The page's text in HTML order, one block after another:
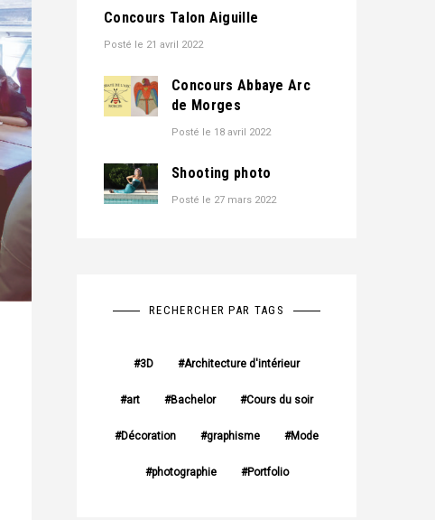
Concours Talon Aiguille
Posté le 21 avril 2022
Concours Abbaye Arc
de Morges
Posté le 18 avril 2022
Shooting photo
Posté le 27 mars 2022
RECHERCHER PAR TAGS
3D Architecture d'intérieur
art Bachelor Cours du soir
Décoration graphisme Mode
photographie Portfolio